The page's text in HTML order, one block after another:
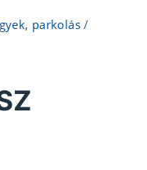
parkolás/